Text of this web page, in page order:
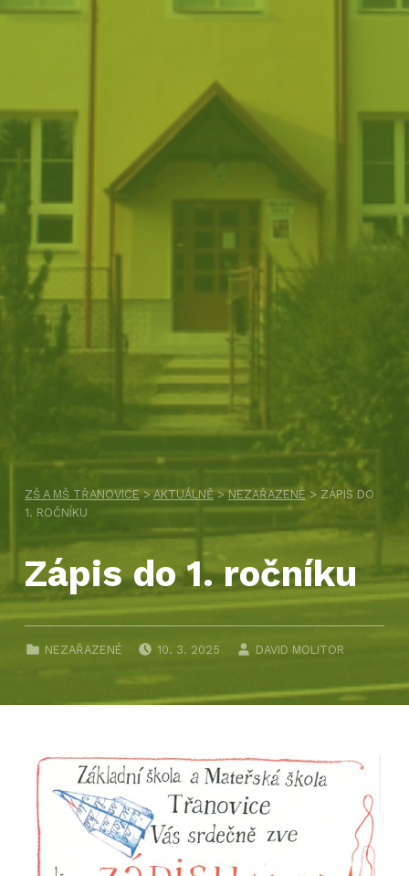
ZŠ A MŠ TŘANOVICE> AKTUÁLNĚ>NEZAŘAZENÉ > ZÁPIS DO
1. ROČNÍKU
Zápis do 1. ročníku
NEZAŘAZENÉ
PUBLIKOVÁNO DNE:
10. 3. 2025 DAVID MOLITOR